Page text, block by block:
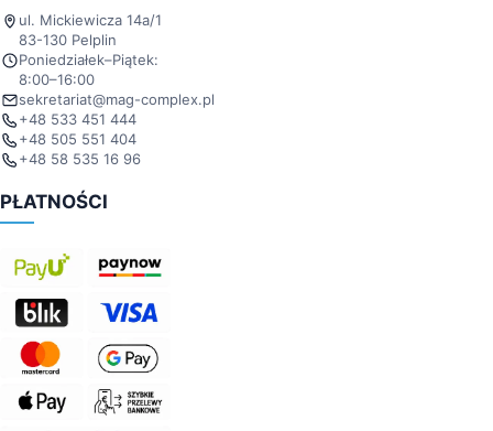
ul. Mickiewicza 14a/1
83-130 Pelplin
Poniedziałek–Piątek:
8:00–16:00
sekretariat@mag-complex.pl
+48 533 451 444
+48 505 551 404
+48 58 535 16 96
PŁATNOŚCI